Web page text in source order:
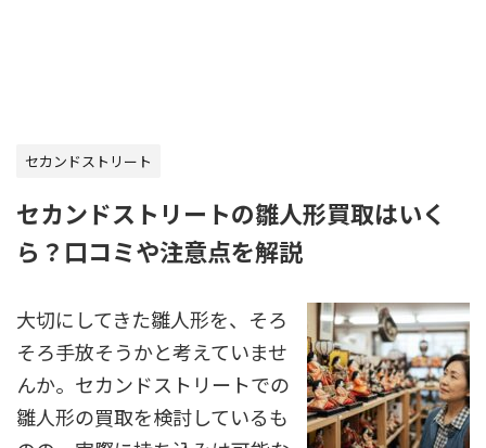
セカンドストリート
セカンドストリートの雛人形買取はいく
ら？口コミや注意点を解説
大切にしてきた雛人形を、そろ
そろ手放そうかと考えていませ
んか。セカンドストリートでの
雛人形の買取を検討しているも